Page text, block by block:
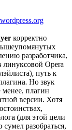
корректно
разработчика,
Opera
путь к
Но звук
менее, плагин
версии. Хотя
(для этой цели
разобраться,